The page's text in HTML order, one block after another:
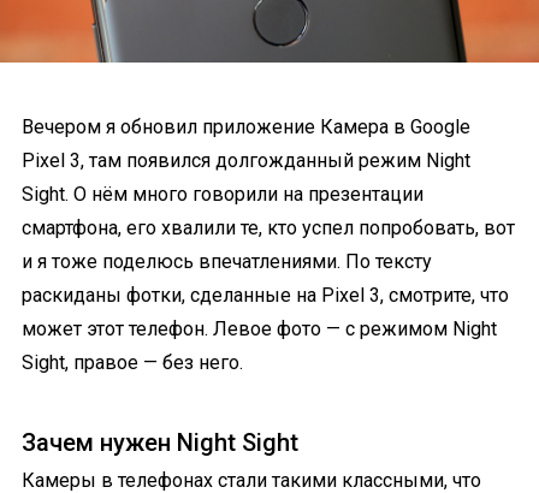
Вечером я обновил приложение Камера в Google
Pixel 3, там появился долгожданный режим Night
Sight. О нём много говорили на презентации
смартфона, его хвалили те, кто успел попробовать, вот
и я тоже поделюсь впечатлениями. По тексту
раскиданы фотки, сделанные на Pixel 3, смотрите, что
может этот телефон. Левое фото — с режимом Night
Sight, правое — без него.
Зачем нужен Night Sight
Камеры в телефонах стали такими классными, что